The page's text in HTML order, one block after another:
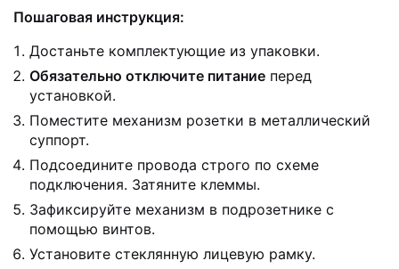
Пошаговая инструкция:
Достаньте комплектующие из упаковки.
Обязательно отключите питание перед
установкой.
Поместите механизм розетки в металлический
суппорт.
Подсоедините провода строго по схеме
подключения. Затяните клеммы.
Зафиксируйте механизм в подрозетнике с
помощью винтов.
Установите стеклянную лицевую рамку.